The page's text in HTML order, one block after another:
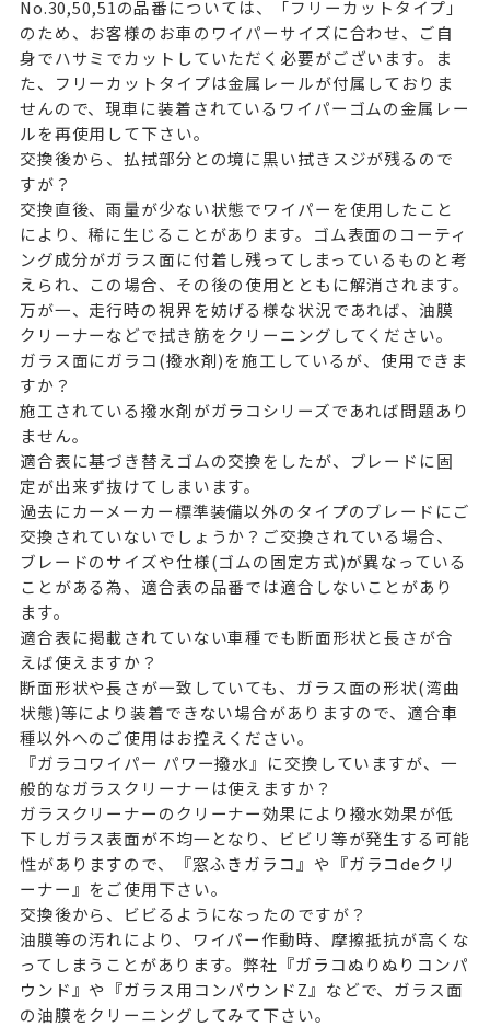
No.30,50,51の品番については、「フリーカットタイプ」
のため、お客様のお車のワイパーサイズに合わせ、ご自
身でハサミでカットしていただく必要がございます。ま
た、フリーカットタイプは金属レールが付属しておりま
せんので、現車に装着されているワイパーゴムの金属レー
ルを再使用して下さい。
交換後から、払拭部分との境に黒い拭きスジが残るので
すが？
交換直後、雨量が少ない状態でワイパーを使用したこと
により、稀に生じることがあります。ゴム表面のコーティ
ング成分がガラス面に付着し残ってしまっているものと考
えられ、この場合、その後の使用とともに解消されます。
万が一、走行時の視界を妨げる様な状況であれば、油膜
クリーナーなどで拭き筋をクリーニングしてください。
ガラス面にガラコ(撥水剤)を施工しているが、使用できま
すか？
施工されている撥水剤がガラコシリーズであれば問題あり
ません。
適合表に基づき替えゴムの交換をしたが、ブレードに固
定が出来ず抜けてしまいます。
過去にカーメーカー標準装備以外のタイプのブレードにご
交換されていないでしょうか？ご交換されている場合、
ブレードのサイズや仕様(ゴムの固定方式)が異なっている
ことがある為、適合表の品番では適合しないことがあり
ます。
適合表に掲載されていない車種でも断面形状と長さが合
えば使えますか？
断面形状や長さが一致していても、ガラス面の形状(湾曲
状態)等により装着できない場合がありますので、適合車
種以外へのご使用はお控えください。
『ガラコワイパー パワー撥水』に交換していますが、一
般的なガラスクリーナーは使えますか？
ガラスクリーナーのクリーナー効果により撥水効果が低
下しガラス表面が不均一となり、ビビリ等が発生する可能
性がありますので、
『窓ふきガラコ』 や 『ガラコdeクリ
ーナー』 をご使用下さい。
交換後から、ビビるようになったのですが？
油膜等の汚れにより、ワイパー作動時、摩擦抵抗が高くな
ってしまうことがあります。弊社 『ガラコぬりぬりコンパ
ウンド』 や 『ガラス用コンパウンドZ』 などで、ガラス面
の油膜をクリーニングしてみて下さい。